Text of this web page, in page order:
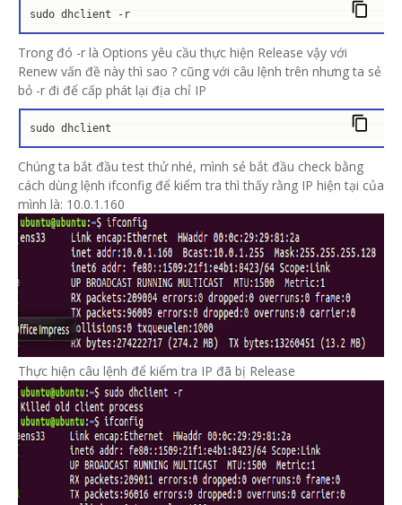
sudo dhclient -r
Trong đó -r là Options yêu cầu thực hiện Release vậy với
Renew vấn đề này thì sao ? cũng với câu lệnh trên nhưng ta sẻ
bỏ -r đi để cấp phát lại địa chỉ IP
sudo dhclient
Chúng ta bắt đầu test thử nhé, mình sẻ bắt đầu check bằng
cách dùng lệnh ifconfig để kiểm tra thì thấy rằng IP hiện tại của
mình là: 10.0.1.160
Thực hiện câu lệnh để kiểm tra IP đã bị Release